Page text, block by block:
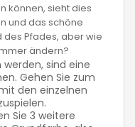
können, sieht dies
und das schöne
Pfades, aber wie
ändern?
werden, sind eine
Gehen Sie zum
den einzelnen
Sie 3 weitere